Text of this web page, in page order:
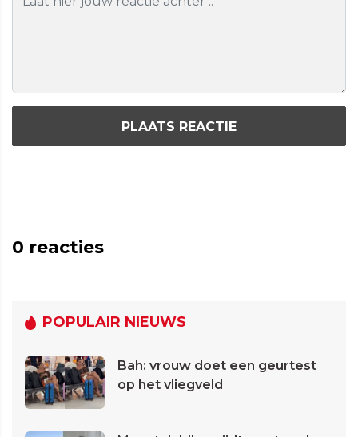
PLAATS REACTIE
0 reacties
POPULAIR NIEUWS
Bah: vrouw doet een geurtest
op het vliegveld